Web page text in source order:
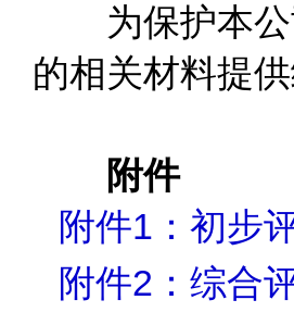
为保护本公
的相关材料提
附件
附件1：初步
附件2：综合